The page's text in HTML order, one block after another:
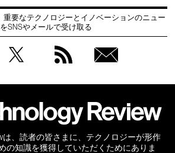
重要なテクノロジーとイノベーションのニュー
SNSやメールで受け取る
は、読者の皆さまに、テクノロジーが形作
の知識を獲得していただくためにありま